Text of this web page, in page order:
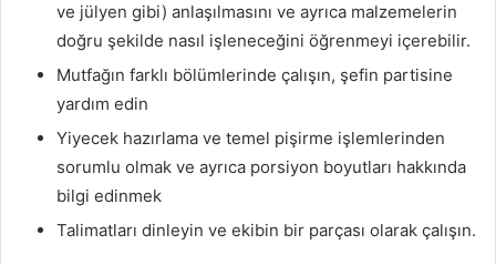
ve jülyen gibi) anlaşılmasını ve ayrıca malzemelerin
doğru şekilde nasıl işleneceğini öğrenmeyi içerebilir.
Mutfağın farklı bölümlerinde çalışın, şefin partisine
yardım edin
Yiyecek hazırlama ve temel pişirme işlemlerinden
sorumlu olmak ve ayrıca porsiyon boyutları hakkında
bilgi edinmek
Talimatları dinleyin ve ekibin bir parçası olarak çalışın.